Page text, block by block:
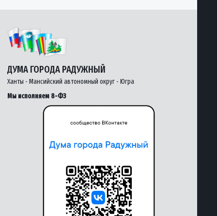
ДУМА ГОРОДА РАДУЖНЫЙ
Ханты - Мансийский автономный округ - Югра
Мы исполняем 8-ФЗ